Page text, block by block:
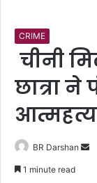
CRIME
चीनी
छात्रा
BR Darshan
1 minute read